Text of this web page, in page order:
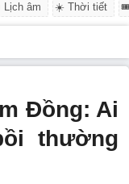
Lịch âm ☀️ Thời tiết
Đồng: Ai
thường